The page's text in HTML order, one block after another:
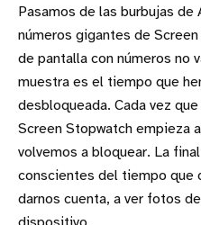
Pasamos de las burbujas
números gigantes de
de pantalla con números no
muestra es el tiempo que
desbloqueada. Cada vez
Screen Stopwatch empieza
volvemos a bloquear. La
conscientes del tiempo que
darnos cuenta, a ver fotos